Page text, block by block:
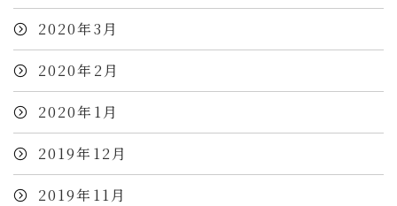
2020年3月
2020年2月
2020年1月
2019年12月
2019年11月